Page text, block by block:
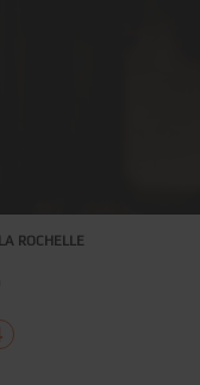
ROCHELLE